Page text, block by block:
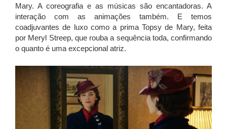
Mary. A coreografia e as músicas são encantadoras. A
interação com as animações também. E temos
coadjuvantes de luxo como a prima Topsy de Mary, feita
por Meryl Streep, que rouba a sequência toda, confirmando
o quanto é uma excepcional atriz.